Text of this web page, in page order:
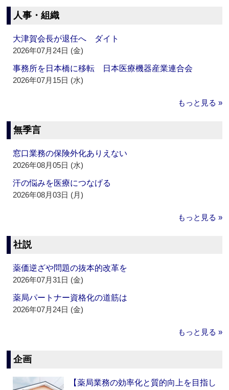
人事・組織
大津賀会長が退任へ ダイト
2026年07月24日 (金)
事務所を日本橋に移転 日本医療機器産業連合会
2026年07月15日 (水)
もっと見る »
無季言
窓口業務の保険外化ありえない
2026年08月05日 (水)
汗の悩みを医療につなげる
2026年08月03日 (月)
もっと見る »
社説
薬価逆ざや問題の抜本的改革を
2026年07月31日 (金)
薬局パートナー資格化の道筋は
2026年07月24日 (金)
もっと見る »
企画
【薬局業務の効率化と質的向上を目指し